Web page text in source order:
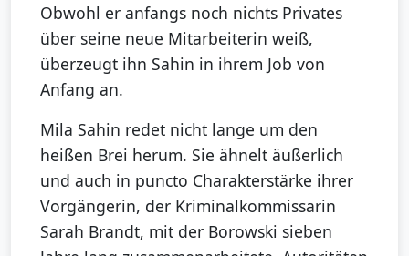
Obwohl er anfangs noch nichts Privates
über seine neue Mitarbeiterin weiß,
überzeugt ihn Sahin in ihrem Job von
Anfang an.
Mila Sahin redet nicht lange um den
heißen Brei herum. Sie ähnelt äußerlich
und auch in puncto Charakterstärke ihrer
Vorgängerin, der Kriminalkommissarin
Sarah Brandt, mit der Borowski sieben